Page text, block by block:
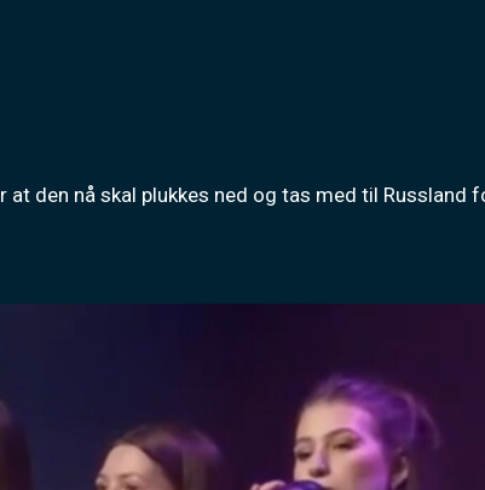
den nå skal plukkes ned og tas med til Russland